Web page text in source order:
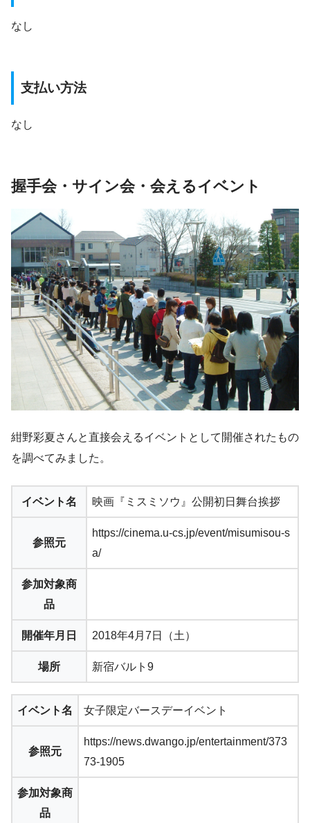
なし
支払い方法
なし
握手会・サイン会・会えるイベント
紺野彩夏さんと直接会えるイベントとして開催されたもの
を調べてみました。
イベント名 映画『ミスミソウ』公開初日舞台挨拶
参照元
https://cinema.u-cs.jp/event/misumisou-s
a/
参加対象商
品
開催年月日 2018年4月7日（土）
場所 新宿バルト9
イベント名 女子限定バースデーイベント
参照元
https://news.dwango.jp/entertainment/373
73-1905
参加対象商
品